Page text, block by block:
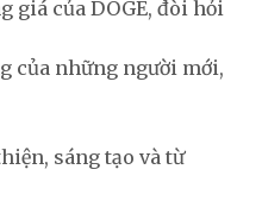
giá của DOGE, đòi hỏi
của những người mới,
sáng tạo và từ